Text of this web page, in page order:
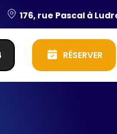
176, rue Pascal à
RÉSERVER